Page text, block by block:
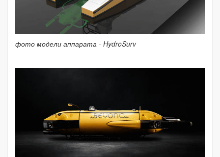
фото модели аппарата - HydroSurv